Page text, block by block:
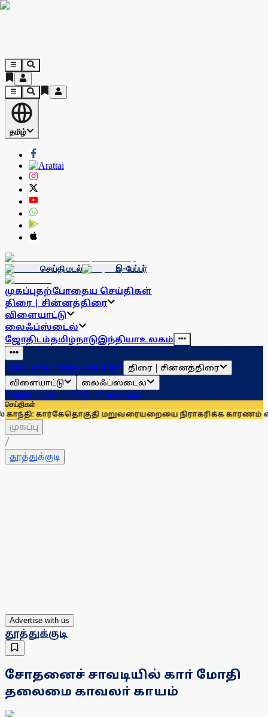
தமிழ்
செய்தி மடல் இ-பேப்பர்
முகப்புதற்போதைய செய்திகள்
திரை | சின்னத்திரை
விளையாட்டு
லைஃப்ஸ்டைல்
ஜோதிடம்தமிழ்நாடுஇந்தியாஉலகம்
முகப்புதற்போதைய செய்திகள் திரை | சின்னத்திரை
விளையாட்டு
லைஃப்ஸ்டைல்
ஜோதிடம்தமிழ்நாடுஇந்தியாஉலகம்
செய்திகள்
தொகுதி மறுவரையறையை நிராகரிக்க காரணம் என்ன?
முகப்பு
/
தூத்துக்குடி
Advertise with us
தூத்துக்குடி
சோதனைச் சாவடியில் காா் மோதி
தலைமை காவலா் காயம்